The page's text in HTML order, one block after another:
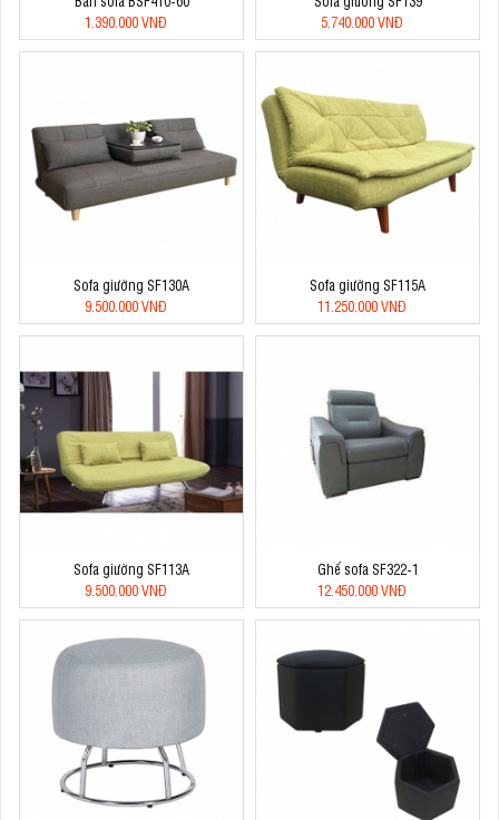
1.390.000 VNĐ
5.740.000 VNĐ
Sofa giường SF130A
9.500.000 VNĐ
Sofa giường SF115A
11.250.000 VNĐ
Sofa giường SF113A
9.500.000 VNĐ
Ghế sofa SF322-1
12.450.000 VNĐ